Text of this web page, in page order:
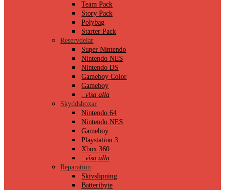
Team Pack
Story Pack
Polybag
Starter Pack
Reservdelar
Super Nintendo
Nintendo NES
Nintendo DS
Gameboy Color
Gameboy
..visa alla
Skyddsboxar
Nintendo 64
Nintendo NES
Gameboy
Playstation 3
Xbox 360
..visa alla
Reparation
Skivslipning
Batteribyte